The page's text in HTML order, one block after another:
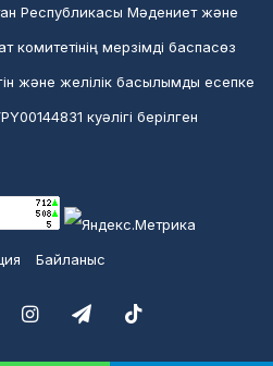
Республикасы Мәдениет және
комитетінің мерзімді баспасөз
және желілік басылымды есепке
куәлігі берілген
Байланыс
InstagramTelegram